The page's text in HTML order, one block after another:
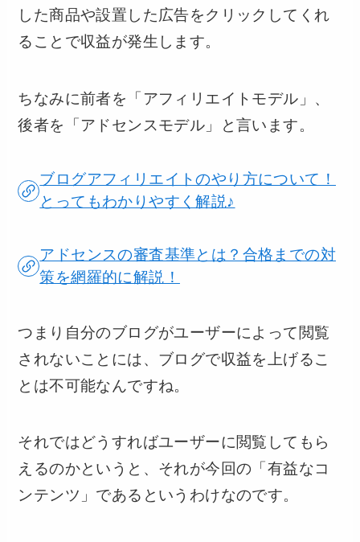
した商品や設置した広告をクリックしてくれ
ることで収益が発生します。
ちなみに前者を「アフィリエイトモデル」、
後者を「アドセンスモデル」と言います。
ブログアフィリエイトのやり方について！
とってもわかりやすく解説♪
アドセンスの審査基準とは？合格までの対
策を網羅的に解説！
つまり自分のブログがユーザーによって閲覧
されないことには、ブログで収益を上げるこ
とは不可能なんですね。
それではどうすればユーザーに閲覧してもら
えるのかというと、それが今回の「有益なコ
ンテンツ」であるというわけなのです。